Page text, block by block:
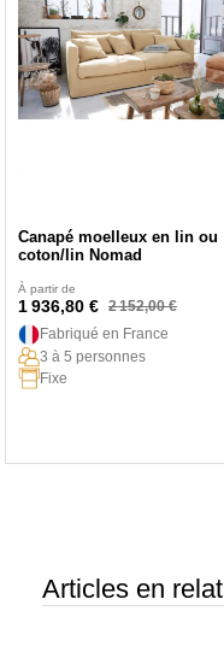
Canapé moelleux en lin ou
coton/lin Nomad
À partir de
1 936,80 € 2 152,00 €
Fabriqué en France
3 à 5 personnes
Fixe
Articles en